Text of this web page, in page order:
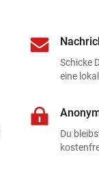
Schicke
eine
Du